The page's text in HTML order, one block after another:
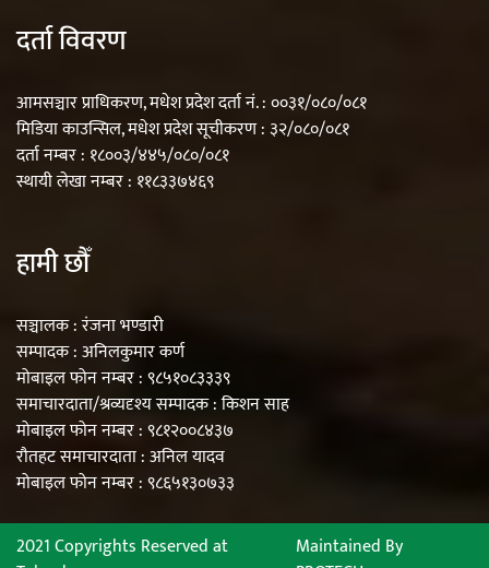
दर्ता विवरण
आमसञ्चार प्राधिकरण, मधेश प्रदेश दर्ता नं. : ००३१/०८०/०८१
मिडिया काउन्सिल, मधेश प्रदेश सूचीकरण : ३२/०८०/०८१
दर्ता नम्बर : १८००३/४४५/०८०/०८१
स्थायी लेखा नम्बर : ११८३३७४६९
हामी छौँ
सञ्चालक : रंजना भण्डारी
सम्पादक : अनिलकुमार कर्ण
मोबाइल फोन नम्बर : ९८५१०८३३३९
समाचारदाता/श्रव्यदृश्य सम्पादक : किशन साह
मोबाइल फोन नम्बर : ९८१२००८४३७
रौतहट समाचारदाता : अनिल यादव
मोबाइल फोन नम्बर : ९८६५१३०७३३
2021 Copyrights Reserved at
Maintained By